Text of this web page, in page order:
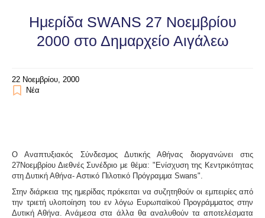
Ημερίδα SWANS 27 Νοεμβρίου
2000 στο Δημαρχείο Αιγάλεω
22 Νοεμβρίου, 2000
Νέα
Ο Αναπτυξιακός Σύνδεσμος Δυτικής Αθήνας διοργανώνει στις
27Νοεμβρίου Διεθνές Συνέδριο με θέμα: "Ενίσχυση της Κεντρικότητας
στη Δυτική Αθήνα- Αστικό Πιλοτικό Πρόγραμμα Swans".
Στην διάρκεια της ημερίδας πρόκειται να συζητηθούν οι εμπειρίες από
την τριετή υλοποίηση του εν λόγω Ευρωπαϊκού Προγράμματος στην
Δυτική Αθήνα. Ανάμεσα στα άλλα θα αναλυθούν τα αποτελέσματα